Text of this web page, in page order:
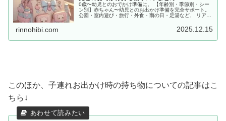
0歳〜幼児とのおでかけ準備に。 【年齢別・季節別・シー
ン別】赤ちゃん〜幼児とのお出かけ準備を完全サポート。
公園・室内遊び・旅行・外食・雨の日・足湯など、 リアル
rinnohibi.com 2025.12.15
このほか、子連れお出かけ時の持ち物についての記事はこ
ちら↓